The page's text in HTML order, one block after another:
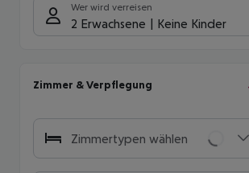
Wer wird verreisen
2 Erwachsene Keine Kinder
Zimmer & Verpflegung
Zimmertypen wählen